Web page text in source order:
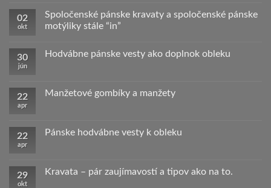
na
Ochrana
proti
–
02
okt
Spoločenské pánske kravaty a spoločenské pánske
motýliky stále “in”
na
spoločenské
30
jún
Hodvábne pánske vesty ako doplnok obleku
Hodvábne
pánske
obleku
22
apr
Manžetové gombíky a manžety
Manžetové
gombíky
22
apr
Pánske hodvábne vesty k obleku
Pánske
hodvábne
29
okt
Kravata – pár zaujímavostí a tipov ako na to.